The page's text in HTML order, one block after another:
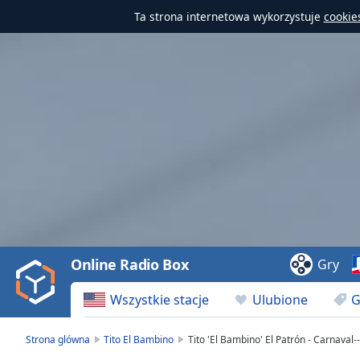
Ta strona internetowa wykorzystuje
Video
Play
Backward
Skip
Wszystkie stacje Ulubione
Online Radio Box Gry
Strona glówna Tito El Bambino Tito 'El Bambino' El Patrón -